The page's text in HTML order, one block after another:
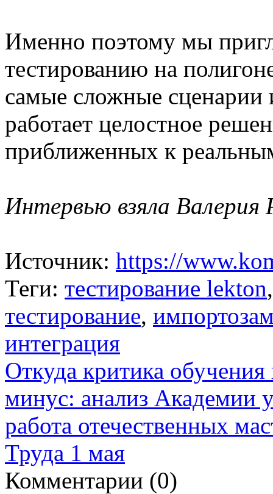
Именно поэтому мы
тестированию на
самые сложные сценарии
работает целостное
приближенных к
Интервью взяла Валерия
Источник: https://
Теги: тестирование lekton
тестирование,
интеграция
Откуда критика
минус: анализ Академии
работа отечественных
Труда 1 мая
Комментарии (0)